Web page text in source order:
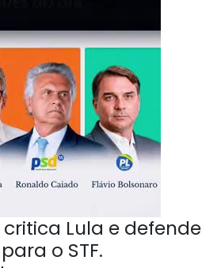
Lula e defende
o STF.